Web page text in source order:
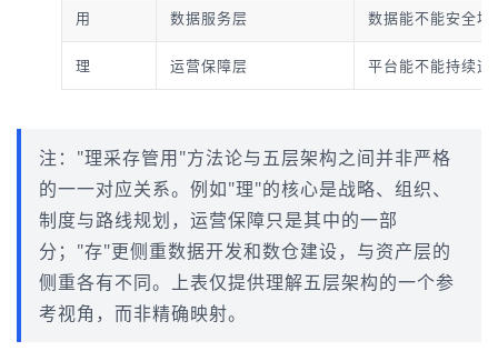
用 数据服务层 数据能不能安全
理 运营保障层 平台能不能持续
注："理采存管用"方法论与五层架构之间并非严格
的一一对应关系。例如"理"的核心是战略、组织、
制度与路线规划，运营保障只是其中的一部
分；"存"更侧重数据开发和数仓建设，与资产层的
侧重各有不同。上表仅提供理解五层架构的一个参
考视角，而非精确映射。